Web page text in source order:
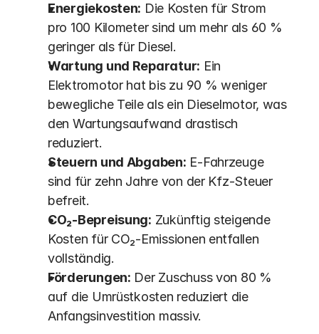
Energiekosten: Die Kosten für Strom
pro 100 Kilometer sind um mehr als 60 %
geringer als für Diesel.
Wartung und Reparatur: Ein
Elektromotor hat bis zu 90 % weniger
bewegliche Teile als ein Dieselmotor, was
den Wartungsaufwand drastisch
reduziert.
Steuern und Abgaben: E-Fahrzeuge
sind für zehn Jahre von der Kfz-Steuer
befreit.
CO₂-Bepreisung: Zukünftig steigende
Kosten für CO₂-Emissionen entfallen
vollständig.
Förderungen: Der Zuschuss von 80 %
auf die Umrüstkosten reduziert die
Anfangsinvestition massiv.